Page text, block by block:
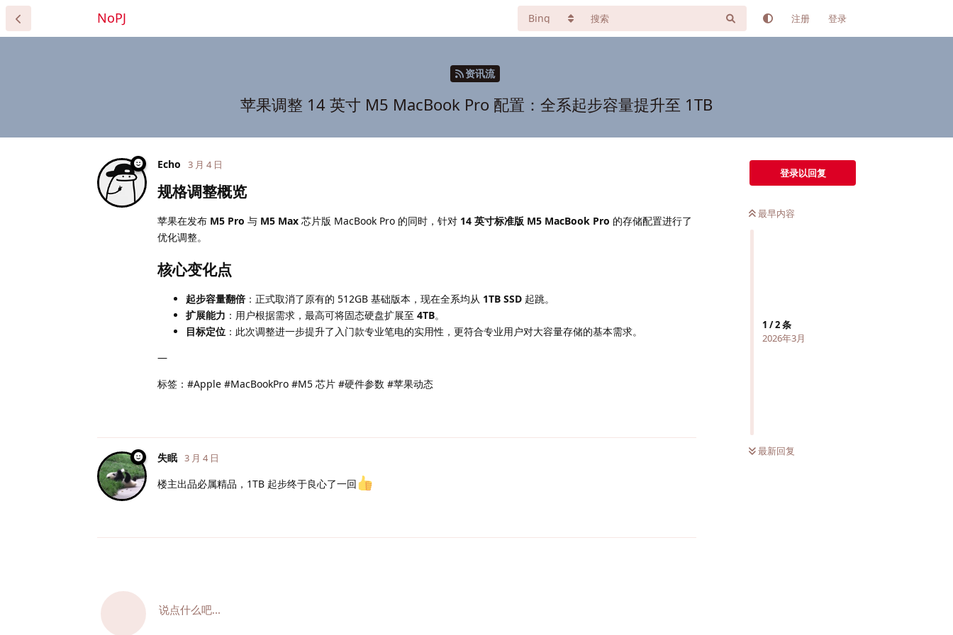
NoPJ 注册 登录
资讯流
苹果调整 14 英寸 M5 MacBook Pro 配置：全系起步容量提升至 1TB
登录以回复
最早内容
1 /2条
2026年3月
最新回复
Echo 3 月 4 日
规格调整概览
苹果在发布 M5 Pro 与 M5 Max 芯片版 MacBook Pro 的同时，针对 14 英寸标准版 M5 MacBook Pro 的存储配置进行了
优化调整。
核心变化点
起步容量翻倍：正式取消了原有的 512GB 基础版本，现在全系均从 1TB SSD 起跳。
扩展能力 ：用户根据需求，最高可将固态硬盘扩展至 4TB。
目标定位 ：此次调整进一步提升了入门款专业笔电的实用性，更符合专业用户对大容量存储的基本需求。
—
标签：#Apple #MacBookPro #M5 芯片 #硬件参数 #苹果动态
失眠 3 月 4 日
楼主出品必属精品，1TB 起步终于良心了一回
说点什么吧...